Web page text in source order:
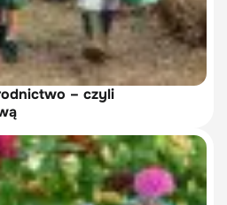
– czyli